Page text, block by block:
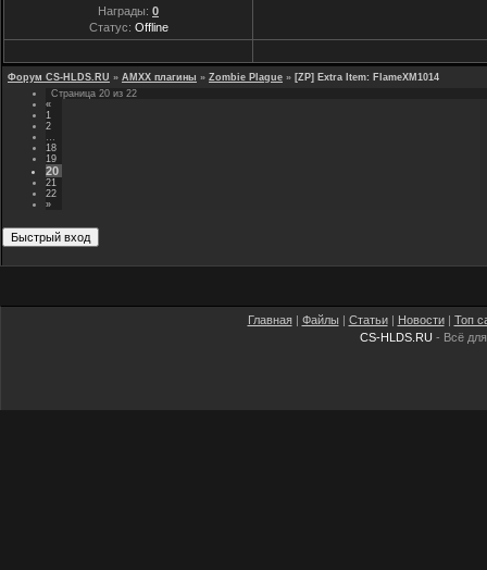
Награды: 0
Статус: Offline
Форум CS-HLDS.RU » AMXX плагины » Zombie Plague » [ZP] Extra Item: FlameXM1014
Страница 20 из 22
«
1
2
18
19
20
21
22
»
Главная| Файлы | Статьи| Новости| Топ
CS-HLDS.RU - Всё